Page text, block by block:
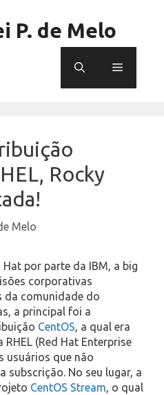
P. de Melo
Menu
Rocky
Melo
Hat por parte da IBM, a big
corporativas
da comunidade do
a principal foi a
CentOS, a qual era
(Red Hat Enterprise
usuários que não
subscrição. No seu lugar, a
CentOS Stream, o qual